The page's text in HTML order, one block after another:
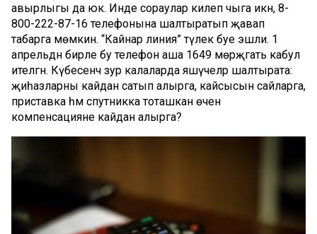
авырлыгы да юк. Инде сораулар килеп чыга икән, 8-
800-222-87-16 телефонына шалтыратып җавап
табарга мөмкин. “Кайнар линия” тәүлек буе эшли. 1
апрельдән бирле бу телефон аша 1649 мөрәҗәгать кабул
ителгән. Күбесенчә зур калаларда яшәүчеләр шалтырата:
җиһазларны кайдан сатып алырга, кайсысын сайларга,
приставка һәм спутникка тоташкан өчен
компенсацияне кайдан алырга?